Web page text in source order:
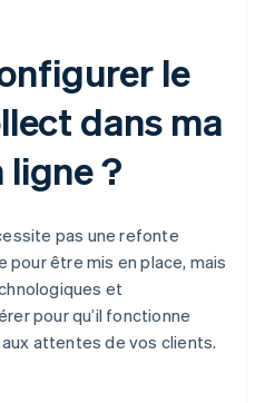
le
dans ma
?
pas une refonte
être mis en place, mais
et
pour qu’il fonctionne
attentes de vos clients.